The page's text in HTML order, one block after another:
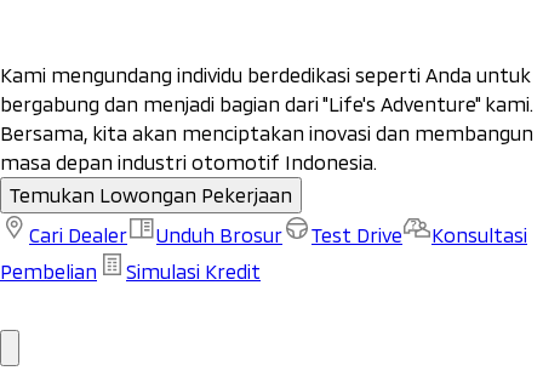
Kami mengundang individu berdedikasi seperti Anda untuk
bergabung dan menjadi bagian dari "Life's Adventure" kami.
Bersama, kita akan menciptakan inovasi dan membangun
masa depan industri otomotif Indonesia.
Temukan Lowongan Pekerjaan
Cari Dealer
Unduh Brosur Test Drive
Konsultasi
Pembelian
Simulasi Kredit